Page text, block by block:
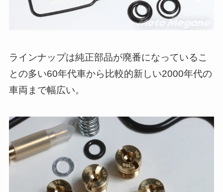
ラインナップは純正部品が廃番になっているこ
との多い60年代車から比較的新しい2000年代の
車両まで幅広い。